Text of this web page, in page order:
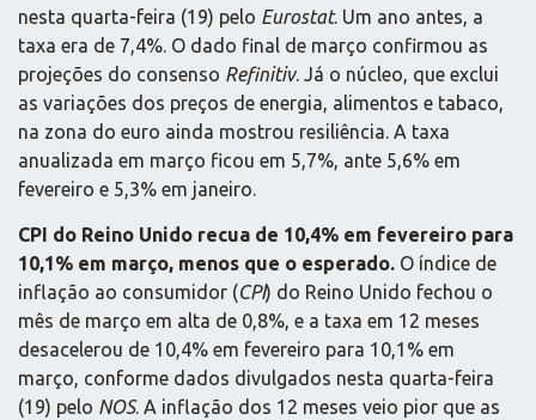
nesta quarta-feira (19) pelo Eurostat. Um ano antes, a
taxa era de 7,4%. O dado final de março confirmou as
projeções do consenso Refinitiv. Já o núcleo, que exclui
as variações dos preços de energia, alimentos e tabaco,
na zona do euro ainda mostrou resiliência. A taxa
anualizada em março ficou em 5,7%, ante 5,6% em
fevereiro e 5,3% em janeiro.
CPI do Reino Unido recua de 10,4% em fevereiro para
10,1% em março, menos que o esperado. O índice de
inflação ao consumidor (CPI) do Reino Unido fechou o
mês de março em alta de 0,8%, e a taxa em 12 meses
desacelerou de 10,4% em fevereiro para 10,1% em
março, conforme dados divulgados nesta quarta-feira
(19) pelo NOS. A inflação dos 12 meses veio pior que as